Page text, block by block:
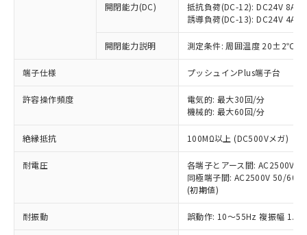
開閉能力(DC)
抵抗負荷(DC-12): DC24V 8A/
誘導負荷(DC-13): DC24V 4A/
開閉能力説明 測定条件: 周囲温度 20±2℃、
端子仕様 プッシュインPlus端子台
許容操作頻度
電気的: 最大30回/分
機械的: 最大60回/分
絶縁抵抗 100MΩ以上 (DC500Vメガ)
耐電圧
各端子とアース間: AC2500V
同極端子間: AC2500V 50/
(初期値)
耐振動 誤動作: 10～55Hz 複振幅
以下の条件をお読みいただき、同意のうえ
ご利用ください。
本サービスは、当社制御機器事業取扱
商品の当社在庫状況および標準価格
(税抜)を提供させていただくもので
当社制御機器事業取扱商品の中には、
本サービスの対象外となる商品もある
ことをご了承ください。
在庫状況および標準価格照会結果は、
記載している更新日時点での社内デー
タに基づき作成されるものであり、閲
覧された時点での実際の在庫および標
対応予定なし：EU RoHS指令（10物質）の
非含有に非対応の商品で、対応品を出す予
調査・確認中：EU RoHS指令（10物質）の
非含有の対応状況を調査中または確認中の
商品です。
非該当品：ライセンス料など無形物で、有
害物質有無と関係のない商品です。
仕入先様の事情により、非含有部品として
いたものが、含有品と判明した場合などや
むを得ず変更することがあります。
鉛(Pb) 1000ppm以下、 水銀(Hg) 1000ppm以下、 カド
六価クロム(Cr(Ⅵ)) 1000ppm以下、ポリ臭化ビフェニル
「○」：最大均質材料含有率が中国RoHSの
基準値以下であることを示します。
「×」：最大均質材料含有率が中国RoHSの
基準値を超えていることを示します。
「－」：未確認です。当社販売部門へお問
*中国RoHS10物質の基準値 (GB/T26572)：
Pb(鉛) :1000ppm、 Hg(水銀) : 1000ppm、 Cd(カドミウ
当社は、これら貴社製品のうち、外国
為替および外国貿易法に定める商品
（以下｢規制貨物等」という）を輸出
または国外への提供する場合は、日本
国政府の輸出許可(または役務取引許
可)を取得するなどの必要な手続きを